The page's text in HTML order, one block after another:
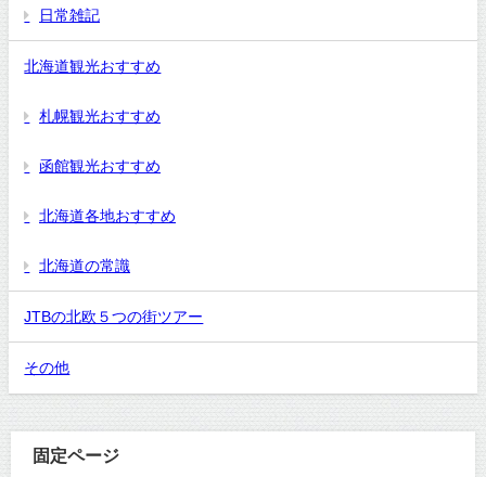
日常雑記
北海道観光おすすめ
札幌観光おすすめ
函館観光おすすめ
北海道各地おすすめ
北海道の常識
JTBの北欧５つの街ツアー
その他
固定ページ